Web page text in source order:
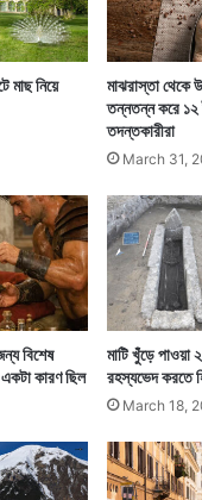
ঘড়ির মালিককে
এক জনের কাছ
কারণ তিনি
একটা নকল রিচার্ড
মাছ নিয়ে
মাঝরাস্তা থেকে
তন্নতন্ন করে ১২
তদন্তকারীরা
March 31,
বিশেষ
কারণ ছিল
মাটি খুঁড়ে পাওয়া
রহস্যভেদ করতে
March 18,